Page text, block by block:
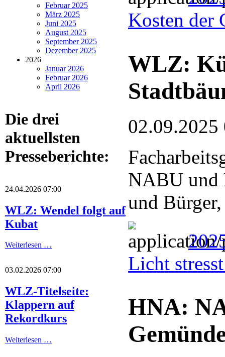
Februar 2025
März 2025
Juni 2025
August 2025
September 2025
Dezember 2025
2026
Januar 2026
Februar 2026
April 2026
Die drei
aktuellsten
Presseberichte:
24.04.2026 07:00
WLZ: Wendel folgt auf
Kubat
Weiterlesen …
03.02.2026 07:00
WLZ-Titelseite:
Klappern auf
Rekordkurs
Weiterlesen …
Kosten der
WLZ:
02.09.2025
NABU und
und Bürger,
Licht
HNA: